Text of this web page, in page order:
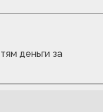
деньги за